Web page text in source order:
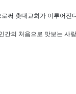
써 촛대교회가 이루어진
의 처음으로 맛보는 사